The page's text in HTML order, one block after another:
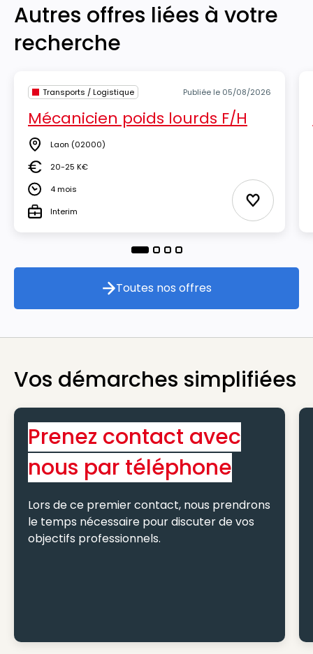
Autres offres liées à votre
recherche
Transports / Logistique Publiée le 05/08/2026
Mécanicien poids lourds F/H
Lieu Laon (02000)
Salaire20-25 K€
Durée4 mois
TypeInterim Ajouter
Toutes nos offres
Toutes nos offres
Vos démarches simplifiées
Prenez contact avec
nous par téléphone
Lors de ce premier contact, nous prendrons
le temps nécessaire pour discuter de vos
objectifs professionnels.